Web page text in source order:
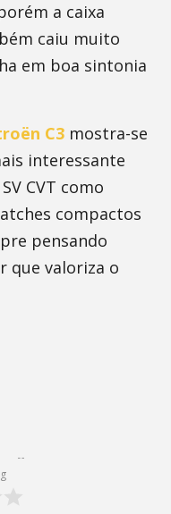
a caixa
caiu muito
em boa sintonia
C3 mostra-se
interessante
CVT como
compactos
pensando
que valoriza o